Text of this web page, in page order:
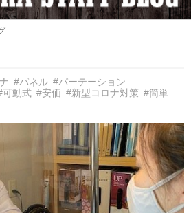
#パネル #パーテーション
可動式 #安価 #新型コロナ対策 #簡単